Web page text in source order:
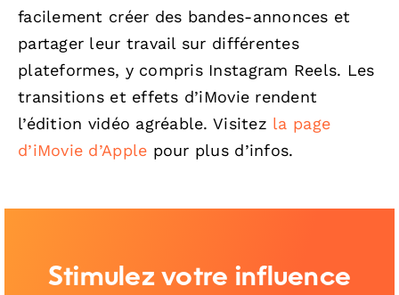
facilement créer des bandes-annonces et
partager leur travail sur différentes
plateformes, y compris Instagram Reels. Les
transitions et effets d’iMovie rendent
l’édition vidéo agréable. Visitez la page
d’iMovie d’Apple pour plus d’infos.
Stimulez votre influence